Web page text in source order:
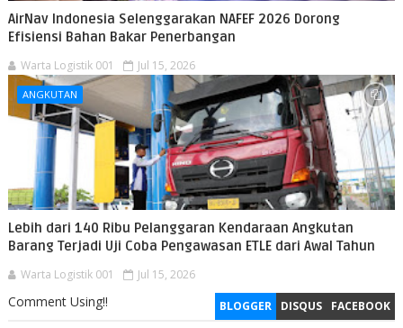
AirNav Indonesia Selenggarakan NAFEF 2026 Dorong
Efisiensi Bahan Bakar Penerbangan
Warta Logistik 001 Jul 15, 2026
ANGKUTAN
Lebih dari 140 Ribu Pelanggaran Kendaraan Angkutan
Barang Terjadi Uji Coba Pengawasan ETLE dari Awal Tahun
Warta Logistik 001 Jul 15, 2026
BLOGGER DISQUS FACEBOOK
Comment Using!!